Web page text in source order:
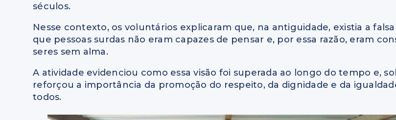
séculos.
Nesse contexto, os voluntários explicaram que, na antiguidade, existia a
que pessoas surdas não eram capazes de pensar e, por essa razão, eram
seres sem alma.
A atividade evidenciou como essa visão foi superada ao longo do tempo e,
reforçou a importância da promoção do respeito, da dignidade e da
todos.